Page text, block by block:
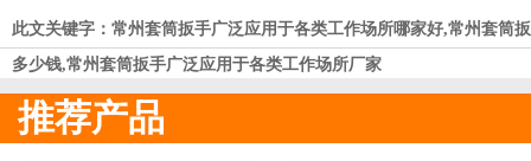
此文关键字：常州套筒扳手广泛应用于各类工作场所哪家好,常州套筒
多少钱,常州套筒扳手广泛应用于各类工作场所厂家
推荐产品